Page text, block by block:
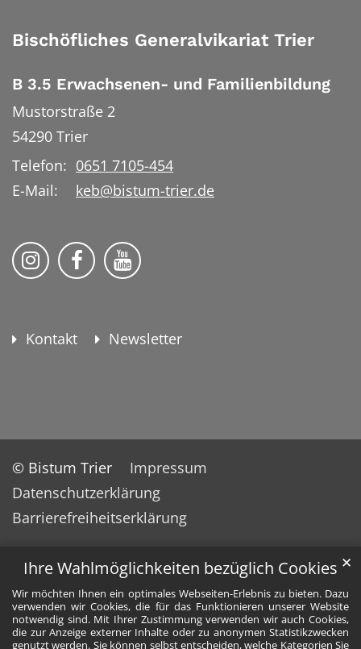
Ihre Wahlmöglichkeiten bezüglich Cookies
Wir möchten Ihnen ein optimales Webseiten-Erlebnis zu bieten. Dazu
verwenden wir Cookies, die für das Funktionieren unserer Website
notwendig sind. Mit Ihrer Zustimmung verwenden wir auch Cookies,
die zur Anzeige externer Inhalte oder zu anonymen Statistikzwecken
genutzt werden. Sie können selbst entscheiden, welche Kategorien Sie
✕
Bischöfliches Generalvikariat Trier
B 3.5 Erwachsenen- und Familienbildung
Mustorstraße 2
54290 Trier
Telefon: 0651 7105-454
E-Mail:
keb@bistum-trier.de
KEB Bildung Leben auf Instagram
KEB Bildung Leben auf Facebook
KEB Bildung Leben auf
Kontakt Newsletter
© Bistum Trier
Impressum
Datenschutzerklärung
Barrierefreiheitserklärung